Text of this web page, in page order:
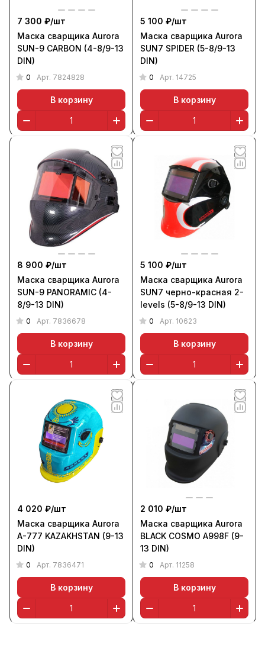
7 300 ₽/шт
Маска сварщика Aurora
SUN-9 CARBON (4-8/9-13
DIN)
0 Арт. 7824828
В корзину
5 100 ₽/шт
Маска сварщика Aurora
SUN7 SPIDER (5-8/9-13
DIN)
0 Арт. 14725
В корзину
8 900 ₽/шт
Маска сварщика Aurora
SUN-9 PANORAMIC (4-
8/9-13 DIN)
0 Арт. 7836678
В корзину
5 100 ₽/шт
Маска сварщика Aurora
SUN7 черно-красная 2-
levels (5-8/9-13 DIN)
0 Арт. 10623
В корзину
4 020 ₽/шт
Маска сварщика Aurora
A-777 KAZAKHSTAN (9-13
DIN)
0 Арт. 7836471
В корзину
2 010 ₽/шт
Маска сварщика Aurora
BLACK COSMO А998F (9-
13 DIN)
0 Арт. 11258
В корзину